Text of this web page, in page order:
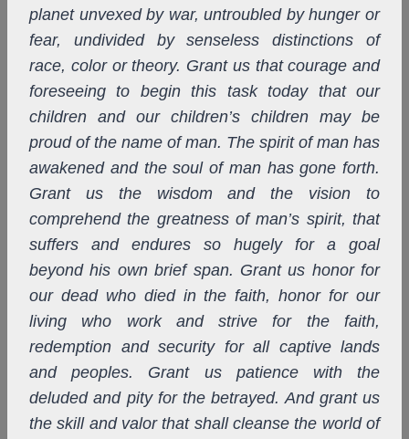
planet unvexed by war, untroubled by hunger or
fear, undivided by senseless distinctions of
race, color or theory. Grant us that courage and
foreseeing to begin this task today that our
children and our children’s children may be
proud of the name of man. The spirit of man has
awakened and the soul of man has gone forth.
Grant us the wisdom and the vision to
comprehend the greatness of man’s spirit, that
suffers and endures so hugely for a goal
beyond his own brief span. Grant us honor for
our dead who died in the faith, honor for our
living who work and strive for the faith,
redemption and security for all captive lands
and peoples. Grant us patience with the
deluded and pity for the betrayed. And grant us
the skill and valor that shall cleanse the world of